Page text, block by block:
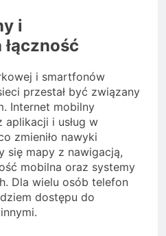
i
i smartfonów
przestał być związany
Internet mobilny
aplikacji i usług w
zmieniło nawyki
się mapy z nawigacją,
mobilna oraz systemy
Dla wielu osób telefon
dostępu do